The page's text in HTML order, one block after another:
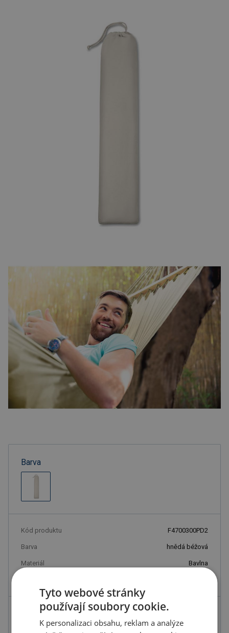
Barva
Kód produktu F4700300PD2
Barva hnědá béžová
Materiál Bavlna
ks 600.50 Kč
726.61 Kč s DPH
Tyto webové stránky
používají soubory cookie.
K personalizaci obsahu, reklam a analýze